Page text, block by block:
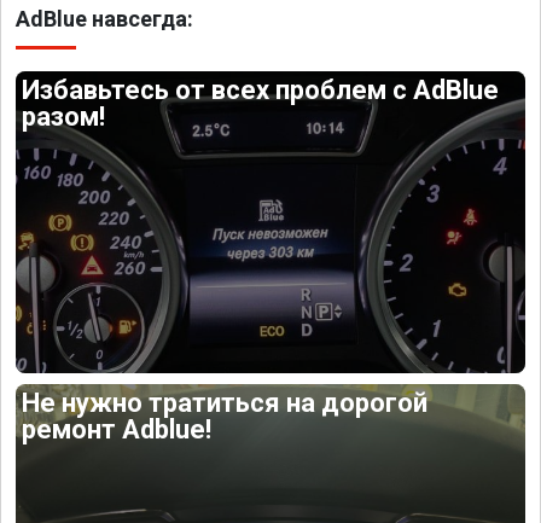
AdBlue навсегда:
Избавьтесь от всех проблем с AdBlue
разом!
Не нужно тратиться на дорогой
ремонт Adblue!